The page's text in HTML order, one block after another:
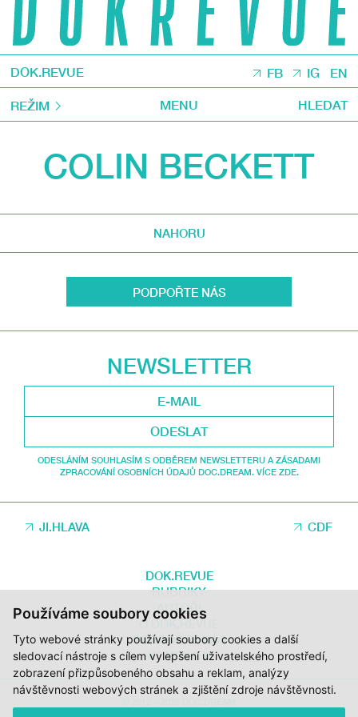
Používáme soubory cookies
Tyto webové stránky používají soubory cookies a další
sledovací nástroje s cílem vylepšení uživatelského prostředí,
zobrazení přizpůsobeného obsahu a reklam, analýzy
návštěvnosti webových stránek a zjištění zdroje návštěvnosti.
DOK.REVUE FB IG EN
REŽIM MENU HLEDAT
COLIN BECKETT
NAHORU
PODPOŘTE NÁS
NEWSLETTER
ODESLAT
ODESLÁNÍM SOUHLASÍM S ODBĚREM NEWSLETTERU A ZÁSADAMI
ZPRACOVÁNÍ OSOBNÍCH ÚDAJŮ DOC.DREAM. VÍCE ZDE.
JI.HLAVA CDF
DOK.REVUE
RUBRIKY
AUTOŘI
O DOK.REVUE
PODPOŘTE NÁS
KONTAKTY